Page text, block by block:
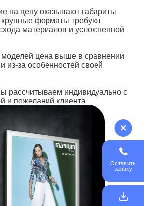
на цену оказывают габариты
крупные форматы требуют
материалов и усложненной
моделей цена выше в сравнении
из-за особенностей своей
рассчитываем индивидуально с
и пожеланий клиента.
Оставить
заявку